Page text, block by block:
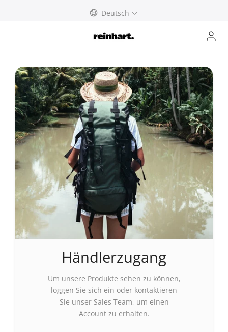
Deutsch
Händlerzugang
Um unsere Produkte sehen zu können,
loggen Sie sich ein oder kontaktieren
Sie unser Sales Team, um einen
Account zu erhalten.